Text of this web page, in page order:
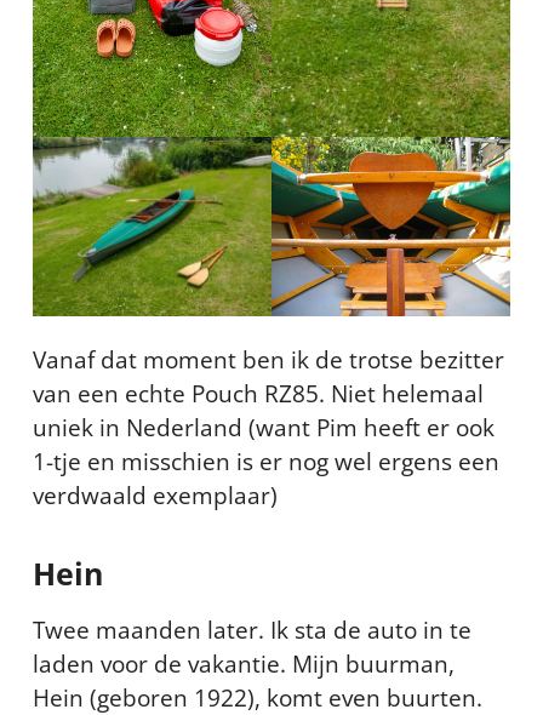
Vanaf dat moment ben ik de trotse bezitter
van een echte Pouch RZ85. Niet helemaal
uniek in Nederland (want Pim heeft er ook
1-tje en misschien is er nog wel ergens een
verdwaald exemplaar)
Hein
Twee maanden later. Ik sta de auto in te
laden voor de vakantie. Mijn buurman,
Hein (geboren 1922), komt even buurten.